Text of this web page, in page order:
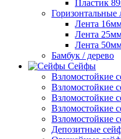
Пластик
Горизонтальные
Лента
Лента
Лента
Бамбук / дерево
Сейфы
Взломостойкие
Взломостойкие
Взломостойкие
Взломостойкие
Взломостойкие
Депозитные